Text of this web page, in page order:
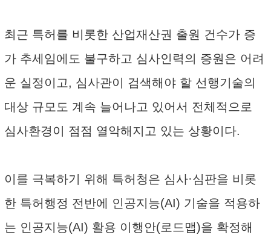
최근 특허를 비롯한 산업재산권 출원 건수가 증
가 추세임에도 불구하고 심사인력의 증원은 어려
운 실정이고, 심사관이 검색해야 할 선행기술의
대상 규모도 계속 늘어나고 있어서 전체적으로
심사환경이 점점 열악해지고 있는 상황이다.
이를 극복하기 위해 특허청은 심사·심판을 비롯
한 특허행정 전반에 인공지능(AI) 기술을 적용하
는 인공지능(AI) 활용 이행안(로드맵)을 확정해